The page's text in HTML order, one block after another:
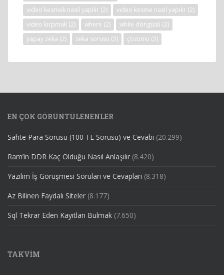
video kesmek nasıl yapılır (2) video kesme nasıl yapılır (2)
video kırpmak (2) where (2) while döngüsü (2)
yapay zeka (2) zeka sorusu (2) çözümü (2)
EN ÇOK GÖRÜNTÜLENENLER
Sahte Para Sorusu (100 TL Sorusu) ve Cevabı (20.299)
Ram’in DDR Kaç Olduğu Nasıl Anlaşılır (8.420)
Yazılım İş Görüşmesi Soruları ve Cevapları (8.318)
Az Bilinen Faydalı Siteler (8.177)
Sql Tekrar Eden Kayıtları Bulmak (7.650)
TAKVIM